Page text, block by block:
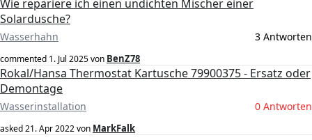
Wie repariere ich einen undichten Mischer einer
Solardusche?
Wasserhahn 3 Antworten
commented 1. Jul 2025von BenZ78
Rokal/Hansa Thermostat Kartusche 79900375 - Ersatz oder
Demontage
Wasserinstallation 0 Antworten
asked21. Apr 2022von MarkFalk